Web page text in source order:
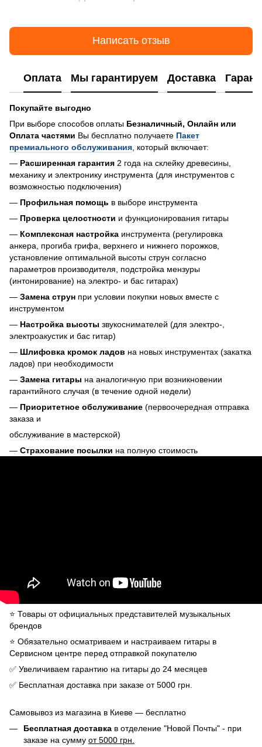
Написать отзыв
Оплата Мы гарантируем Доставка
Покупайте выгодно
При выборе способов оплаты Безналичный, Онлайн или
Оплата частями Вы бесплатно получаете Пакет
премиального обслуживания , который включает:
— Расширенная гарантия 2 года на склейку древесины,
механику и электронику инструмента (для инструментов с
возможностью подключения)
— Профильная помощь в выборе инструмента
— Проверка целостности и функционирования гитары
— Комплексная настройка инструмента (регулировка
анкера, прогиба грифа, верхнего и нижнего порожков,
установление оптимальной высоты струн согласно
параметров производителя, подстройка мензуры
(интонирование) на электро- и бас гитарах)
— Замена струн при условии покупки новых вместе с
инструментом
— Настройка высоты звукоснимателей (для электро-,
электроакустик и бас гитар)
— Шлифовка кромок ладов на новых инструментах (закатка
ладов) при необходимости
— Замена гитары на аналогичную при возникновении
гарантийного случая (в течение одной недели)
— Приоритетное обслуживание (первоочередная отправка
заказа и
обслуживание в мастерской)
— Страхование посылки на полную стоимость
⭐️ Товары от официальных представителей музыкальных
брендов
⭐️ Обязательно осматриваем и настраиваем гитары в
Сервисном центре перед отправкой покупателю
✅ Увеличиваем гарантию на гитары до 24 месяцев
✅ Бесплатная доставка при заказе от 5000 грн.
Самовывоз из магазина в Киеве — бесплатно
Бесплатная доставка в отделение "Новой Почты" - при
заказе на сумму от 5000 грн.